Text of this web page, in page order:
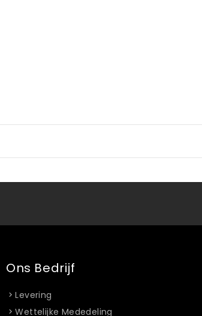
Ons Bedrijf
Levering
Wettelijke Mededeling